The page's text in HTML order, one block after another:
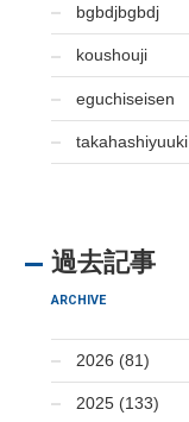
bgbdjbgbdj
koushouji
eguchiseisen
takahashiyuuki
過去記事
ARCHIVE
2026 (81)
2025 (133)